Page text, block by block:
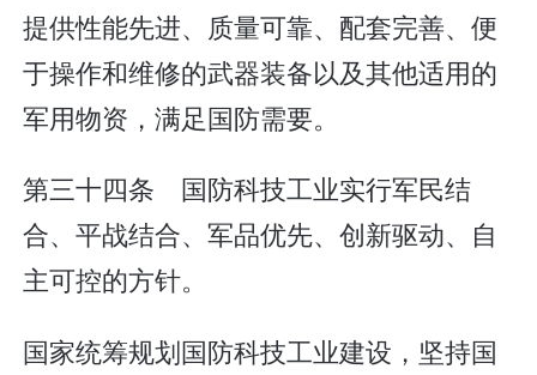
提供性能先进、质量可靠、配套完善、便
于操作和维修的武器装备以及其他适用的
军用物资，满足国防需要。
第三十四条 国防科技工业实行军民结
合、平战结合、军品优先、创新驱动、自
主可控的方针。
国家统筹规划国防科技工业建设，坚持国